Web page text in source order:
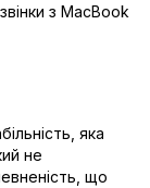
з MacBook
яка
не
що